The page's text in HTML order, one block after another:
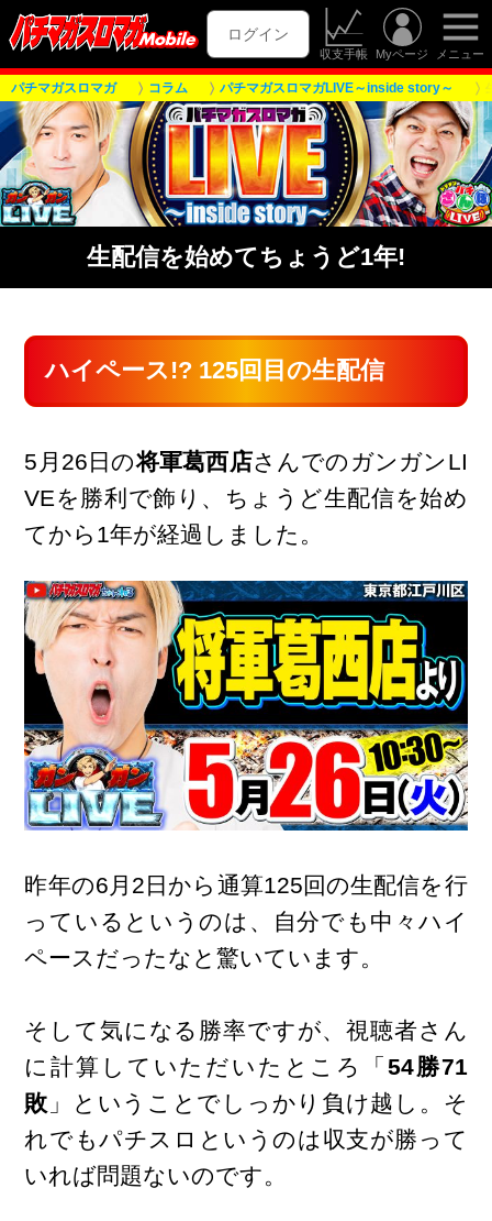
ログイン
収支手帳 Myページ メニュー
パチマガスロマガ コラム パチマガスロマガLIVE～inside story～
生配信を始めてちょうど1年!
ハイペース!? 125回目の生配信
5月26日の将軍葛西店さんでのガンガンLI
VEを勝利で飾り、ちょうど生配信を始め
てから1年が経過しました。
昨年の6月2日から通算125回の生配信を行
っているというのは、自分でも中々ハイ
ペースだったなと驚いています。
そして気になる勝率ですが、視聴者さん
に計算していただいたところ「 54勝71
敗 」ということでしっかり負け越し。そ
れでもパチスロというのは収支が勝って
いれば問題ないのです。